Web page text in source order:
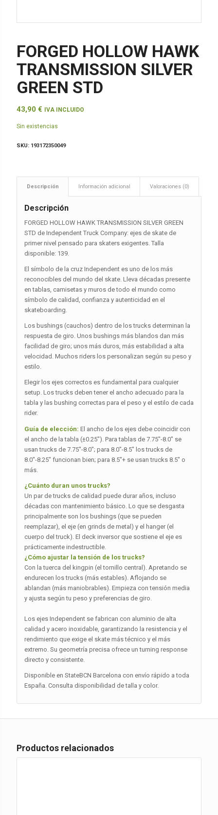
FORGED HOLLOW HAWK
TRANSMISSION SILVER
GREEN STD
43,90 € IVA INCLUIDO
Sin existencias
SKU: 193172350049
Descripción Información adicional Valoraciones (0)
Descripción
FORGED HOLLOW HAWK TRANSMISSION SILVER GREEN
STD de Independent Truck Company: ejes de skate de
primer nivel pensado para skaters exigentes. Talla
disponible: 139.
El símbolo de la cruz Independent es uno de los más
reconocibles del mundo del skate. Lleva décadas presente
en tablas, camisetas y muros de todo el mundo como
símbolo de calidad, confianza y autenticidad en el
skateboarding.
Los bushings (cauchos) dentro de los trucks determinan la
respuesta de giro. Unos bushings más blandos dan más
facilidad de giro; unos más duros, más estabilidad a alta
velocidad. Muchos riders los personalizan según su peso y
estilo.
Elegir los ejes correctos es fundamental para cualquier
setup. Los trucks deben tener el ancho adecuado para la
tabla y las bushing correctas para el peso y el estilo de cada
rider.
Guía de elección: El ancho de los ejes debe coincidir con
el ancho de la tabla (±0.25″). Para tablas de 7.75″-8.0″ se
usan trucks de 7.75″-8.0″; para 8.0″-8.5″ los trucks de
8.0″-8.25″ funcionan bien; para 8.5″+ se usan trucks 8.5″ o
más.
¿Cuánto duran unos trucks?
Un par de trucks de calidad puede durar años, incluso
décadas con mantenimiento básico. Lo que se desgasta
principalmente son los bushings (que se pueden
reemplazar), el eje (en grinds de metal) y el hanger (el
cuerpo del truck). El deck inversor que sostiene el eje es
prácticamente indestructible.
¿Cómo ajustar la tensión de los trucks?
Con la tuerca del kingpin (el tornillo central). Apretando se
endurecen los trucks (más estables). Aflojando se
ablandan (más maniobrables). Empieza con tensión media
y ajusta según tu peso y preferencias de giro.
Los ejes Independent se fabrican con aluminio de alta
calidad y acero inoxidable, garantizando la resistencia y el
rendimiento que exige el skate más técnico y el más
extremo. Su geometría precisa ofrece un turning response
directo y consistente.
Disponible en StateBCN Barcelona con envío rápido a toda
España. Consulta disponibilidad de talla y color.
Productos relacionados